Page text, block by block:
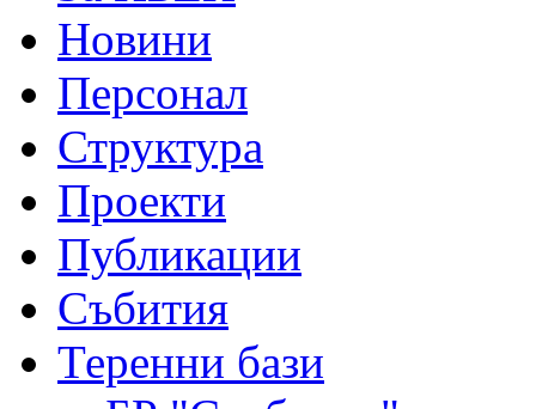
Новини
Персонал
Структура
Проекти
Публикации
Събития
Теренни бази